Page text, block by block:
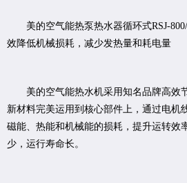
美的空气能热泵热水器循环式RSJ-800/
效降低机械损耗，减少发热量和耗电量
美的空气能热水机采用知名品牌高效
新材料完美运用到核心部件上，通过电机
磁能、热能和机械能的损耗，提升运转效
少，运行寿命长。